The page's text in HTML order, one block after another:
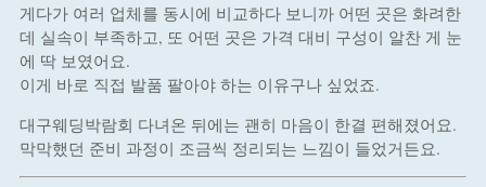
게다가 여러 업체를 동시에 비교하다 보니까 어떤 곳은 화려한
데 실속이 부족하고, 또 어떤 곳은 가격 대비 구성이 알찬 게 눈
에 딱 보였어요.
이게 바로 직접 발품 팔아야 하는 이유구나 싶었죠.
대구웨딩박람회 다녀온 뒤에는 괜히 마음이 한결 편해졌어요.
막막했던 준비 과정이 조금씩 정리되는 느낌이 들었거든요.